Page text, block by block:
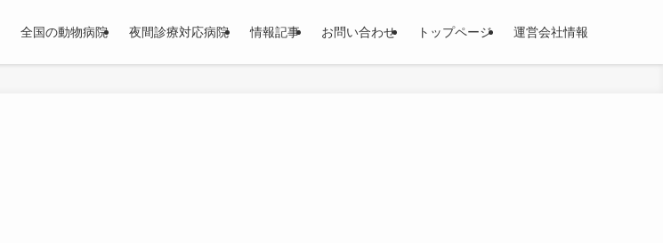
全国の動物病院 夜間診療対応病院 情報記事 お問い合わせ トップページ 運営会社情報